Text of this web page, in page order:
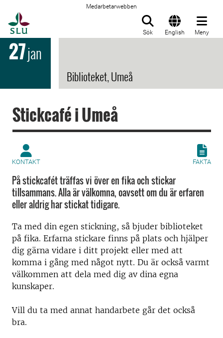
Medarbetarwebben
Sök English Meny
27jan
Biblioteket, Umeå
Stickcafé i Umeå
KONTAKT FAKTA
På stickcafét träffas vi över en fika och stickar
tillsammans. Alla är välkomna, oavsett om du är erfaren
eller aldrig har stickat tidigare.
Ta med din egen stickning, så bjuder biblioteket
på fika. Erfarna stickare finns på plats och hjälper
dig gärna vidare i ditt projekt eller med att
komma i gång med något nytt. Du är också varmt
välkommen att dela med dig av dina egna
kunskaper.
Vill du ta med annat handarbete går det också
bra.